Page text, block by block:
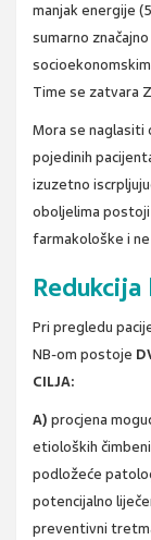
manjak energije
sumarno
Time se zatvara
Mora se naglasiti
pojedinih
izuzetno
oboljelima
farmakološke i
Pri pregledu
NB-om postoje
CILJA:
A) procjena
etioloških
podložeće
potencijalno
preventivni